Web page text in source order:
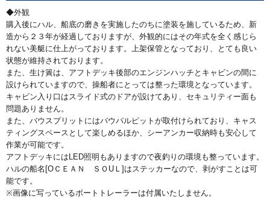
◆外観
購入後にハル、船底の磨きを実施したのちに塗装を施しているため、新
造から２３年が経過しておりますが、外観的にはその年式を全く感じら
れない美艇に仕上がっております。上架保管となっており、とても良い
状態が維持されております。
また、生け簀は、アフトデッキ後部のエンジンハッチとキャビンの間に
設けられていますので、操船者にとっては整った環境となっています。
キャビン入り口はスライド式のドアが設けてあり、セキュリティー面も
問題ありません。
また、バウスプリットにはバウパルピットが取付けられており、キャス
ティングスペースとして楽しめるほか、シーアンカー収納時も安心して
作業が可能です。
アフトデッキにはLED照明もありますので夜釣りの環境も整っています。
ハルの船名[OＣＥＡＮ ＳＯUＬ]はステッカーなので、剥がすことは可
能です。
※画像に写っているボートトレーラーは付属いたしません。